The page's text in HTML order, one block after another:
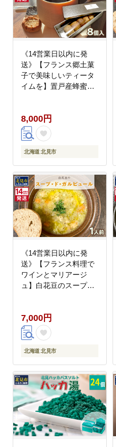
《14営業日以内に発
送》【フランス郷土菓
子で美味しいティータ
イムを】置戸産蜂蜜の
ス料理 マカロン 蜂蜜
はちみつ ハチミツ スイ
ーツ )【140-0058】
8,000円
北海道 北見市
《14営業日以内に発
送》【フランス料理で
ワインとマリアージ
ュ】白花豆のスープ・
ンス料理 )【140-
0057】
7,000円
北海道 北見市